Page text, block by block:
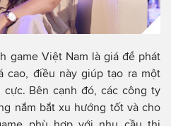
game Việt Nam là giá để phát
cao, điều này giúp tạo ra một
Bên cạnh đó, các công ty
nắm bắt xu hướng tốt và cho